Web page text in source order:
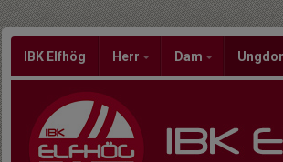
IBK Elfhög Herr Dam